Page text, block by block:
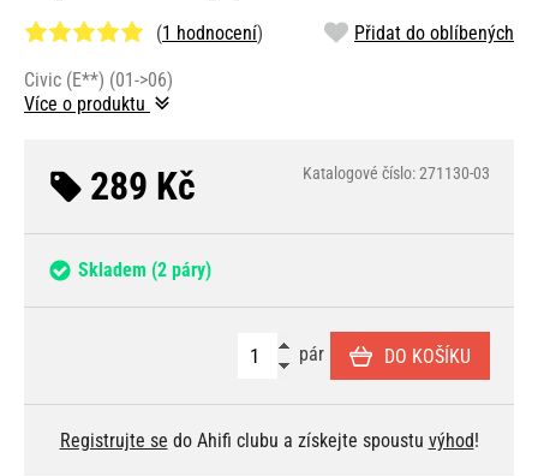
(1 hodnocení) Přidat do oblíbených
Civic (E**) (01->06)
Více o produktu
289 Kč Katalogové číslo: 271130-03
Skladem (2 páry)
pár DO KOŠÍKU
Registrujte se do Ahifi clubu a získejte spoustu výhod!